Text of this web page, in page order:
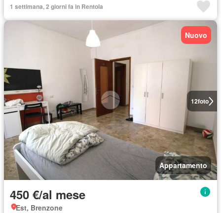
1 settimana, 2 giorni fa in Rentola
12foto
Nuovo
Appartamento
450 €/al mese
Est, Brenzone